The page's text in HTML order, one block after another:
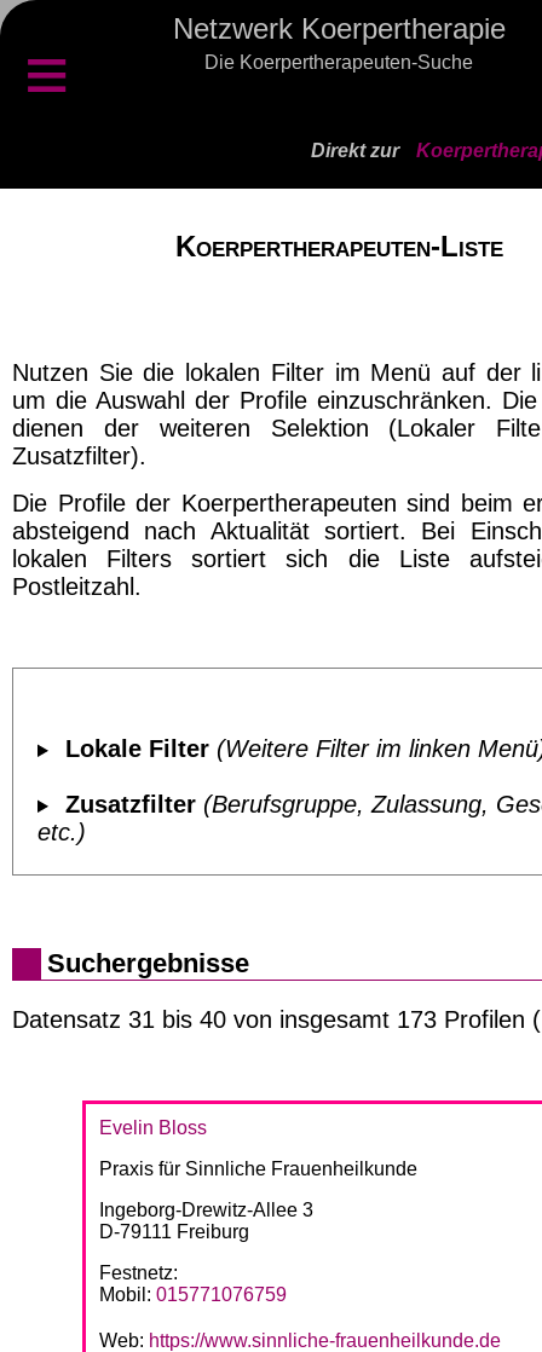
Netzwerk Koerpertherapie
Die Koerpertherapeuten-Suche
≡
Direkt zur
Koerpertherapeuten-Liste
Nutzen Sie die lokalen Filter im Menü auf der
um die Auswahl der Profile einzuschränken.
dienen der weiteren Selektion (Lokaler
Zusatzfilter).
Die Profile der Koerpertherapeuten sind beim
absteigend nach Aktualität sortiert. Bei
lokalen Filters sortiert sich die Liste
Postleitzahl.
Lokale Filter (Weitere Filter im linken
Zusatzfilter (Berufsgruppe, Zulassung,
etc.)
Suchergebnisse
Datensatz 31 bis 40 von insgesamt 173 Profilen
Evelin Bloss
Praxis für Sinnliche Frauenheilkunde
Ingeborg-Drewitz-Allee 3
D-79111 Freiburg
Festnetz:
Mobil: 015771076759
Web: https://www.sinnliche-frauenheilkunde.de